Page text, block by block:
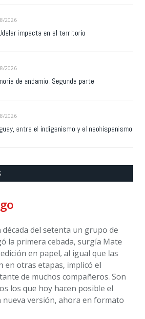
2026
impacta en el territorio
2026
de andamio. Segunda parte
2026
entre el indigenismo y el neohispanismo
del setenta un grupo de
la primera cebada, surgía Mate
en papel, al igual que las
en otras etapas, implicó el
de muchos compañeros. Son
los que hoy hacen posible el
nueva versión, ahora en formato